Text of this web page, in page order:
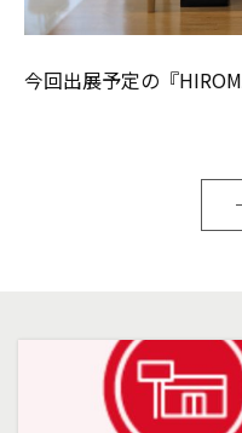
今回出展予定の『